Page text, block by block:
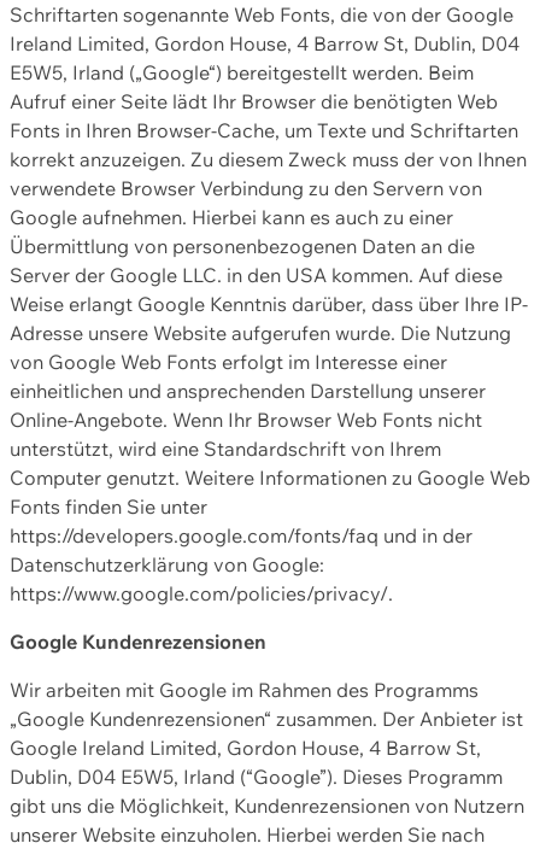
Schriftarten sogenannte Web Fonts, die von der Google
Ireland Limited, Gordon House, 4 Barrow St, Dublin, D04
E5W5, Irland („Google“) bereitgestellt werden. Beim
Aufruf einer Seite lädt Ihr Browser die benötigten Web
Fonts in Ihren Browser-Cache, um Texte und Schriftarten
korrekt anzuzeigen. Zu diesem Zweck muss der von Ihnen
verwendete Browser Verbindung zu den Servern von
Google aufnehmen. Hierbei kann es auch zu einer
Übermittlung von personenbezogenen Daten an die
Server der Google LLC. in den USA kommen. Auf diese
Weise erlangt Google Kenntnis darüber, dass über Ihre IP-
Adresse unsere Website aufgerufen wurde. Die Nutzung
von Google Web Fonts erfolgt im Interesse einer
einheitlichen und ansprechenden Darstellung unserer
Online-Angebote. Wenn Ihr Browser Web Fonts nicht
unterstützt, wird eine Standardschrift von Ihrem
Computer genutzt. Weitere Informationen zu Google Web
Fonts finden Sie unter
https://developers.google.com/fonts/faq und in der
Datenschutzerklärung von Google:
https://www.google.com/policies/privacy/.
Google Kundenrezensionen
Wir arbeiten mit Google im Rahmen des Programms
„Google Kundenrezensionen“ zusammen. Der Anbieter ist
Google Ireland Limited, Gordon House, 4 Barrow St,
Dublin, D04 E5W5, Irland (“Google”). Dieses Programm
gibt uns die Möglichkeit, Kundenrezensionen von Nutzern
unserer Website einzuholen. Hierbei werden Sie nach